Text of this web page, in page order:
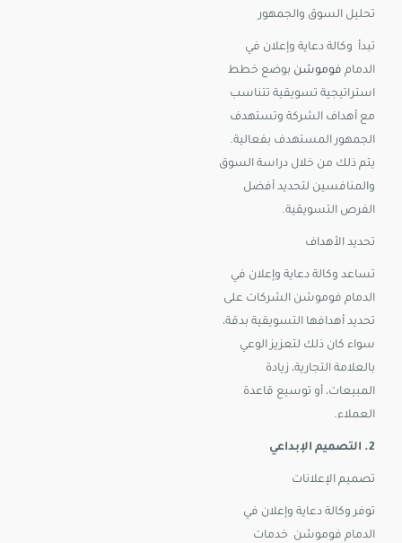
تحليل السوق والجمهور
تبدأ وكالة دعاية وإعلان في
الدمام فوموشن بوضع خطط
استراتيجية تسويقية تتناسب
مع أهداف الشركة وتستهدف
الجمهور المستهدف بفعالية.
يتم ذلك من خلال دراسة السوق
والمنافسين لتحديد أفضل
الفرص التسويقية.
تحديد الأهداف
تساعد وكالة دعاية وإعلان في
الدمام فوموشن الشركات على
تحديد أهدافها التسويقية بدقة،
سواء كان ذلك لتعزيز الوعي
بالعلامة التجارية، زيادة
المبيعات، أو توسيع قاعدة
العملاء.
2. التصميم الإبداعي
تصميم الإعلانات
توفر وكالة دعاية وإعلان في
الدمام فوموشن خدمات